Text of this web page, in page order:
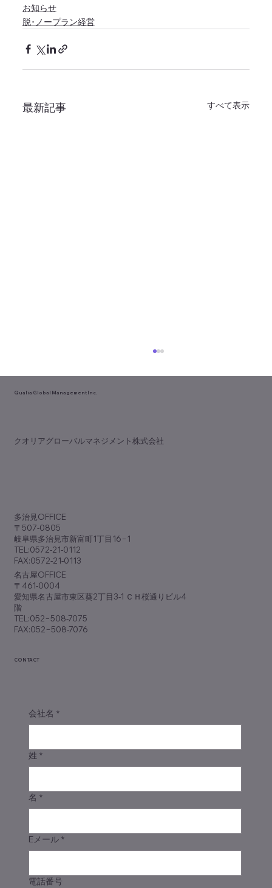
お知らせ
脱･ノープラン経営
最新記事 すべて表示
載されました
Qualia Global Management Inc.
​クオリアグローバルマネジメント株式会社
​多治見OFFICE
〒507-0805
岐阜県多治見市新富町1丁目16−1
TEL:0572-21-0112
FAX:0572-21-0113
​名古屋OFFICE
〒461-0004
愛知県名古屋市東区葵2丁目3-1 ＣＨ桜通りビル4
階
TEL:052−508-7075
FAX:052−508-7076
会社名 *
姓 *
名 *
Eメール *
電話番号
CONTACT